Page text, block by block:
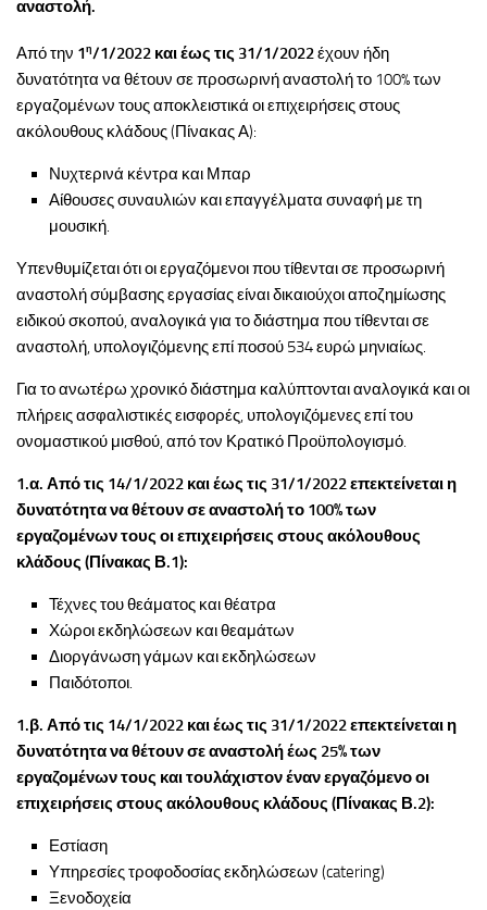
αναστολή.
Από την 1η/1/2022 και έως τις 31/1/2022έχουν ήδη
δυνατότητα να θέτουν σε προσωρινή αναστολή το 100% των
εργαζομένων τους αποκλειστικά οι επιχειρήσεις στους
ακόλουθους κλάδους (Πίνακας Α):
Νυχτερινά κέντρα και Μπαρ
Αίθουσες συναυλιών και επαγγέλματα συναφή με τη
μουσική.
Υπενθυμίζεται ότι οι εργαζόμενοι που τίθενται σε προσωρινή
αναστολή σύμβασης εργασίας είναι δικαιούχοι αποζημίωσης
ειδικού σκοπού, αναλογικά για το διάστημα που τίθενται σε
αναστολή, υπολογιζόμενης επί ποσού 534 ευρώ μηνιαίως.
Για το ανωτέρω χρονικό διάστημα καλύπτονται αναλογικά και οι
πλήρεις ασφαλιστικές εισφορές, υπολογιζόμενες επί του
ονομαστικού μισθού, από τον Κρατικό Προϋπολογισμό.
1.α. Από τις 14/1/2022 και έως τις 31/1/2022 επεκτείνεται η
δυνατότητα να θέτουν σε αναστολή το 100% των
εργαζομένων τους οι επιχειρήσεις στους ακόλουθους
κλάδους (Πίνακας Β.1):
Τέχνες του θεάματος και θέατρα
Χώροι εκδηλώσεων και θεαμάτων
Διοργάνωση γάμων και εκδηλώσεων
Παιδότοποι.
1.β. Από τις 14/1/2022 και έως τις 31/1/2022 επεκτείνεται η
δυνατότητα να θέτουν σε αναστολή έως 25% των
εργαζομένων τους και τουλάχιστον έναν εργαζόμενο οι
επιχειρήσεις στους ακόλουθους κλάδους (Πίνακας Β.2):
Εστίαση
Υπηρεσίες τροφοδοσίας εκδηλώσεων (catering)
Ξενοδοχεία